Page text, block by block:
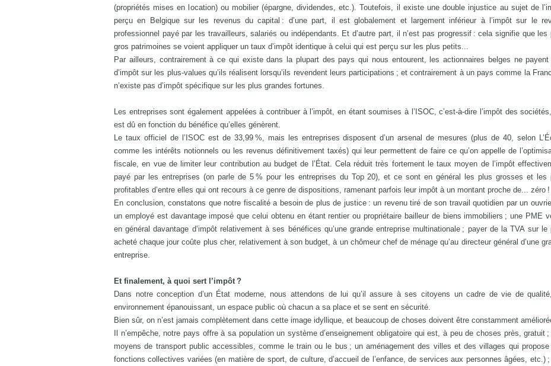
(propriétés mises en location) ou mobilier (épargne, dividendes, etc.). Toutefois, il existe une double injustice au sujet de
perçu en Belgique sur les revenus du capital : d’une part, il est globalement et largement inférieur à l’impôt sur le
professionnel payé par les travailleurs, salariés ou indépendants. Et d’autre part, il n’est pas progressif : cela signifie que les
gros patrimoines se voient appliquer un taux d’impôt identique à celui qui est perçu sur les plus petits...
Par ailleurs, contrairement à ce qui existe dans la plupart des pays qui nous entourent, les actionnaires belges ne payent
d’impôt sur les plus-values qu’ils réalisent lorsqu’ils revendent leurs participations ; et contrairement à un pays comme la
n’existe pas d’impôt spécifique sur les plus grandes fortunes.
Les entreprises sont également appelées à contribuer à l’impôt, en étant soumises à l’ISOC, c’est-à-dire l’impôt des
est dû en fonction du bénéfice qu’elles génèrent.
Le taux officiel de l’ISOC est de 33,99 %, mais les entreprises disposent d’un arsenal de mesures (plus de 40, selon
comme les intérêts notionnels ou les revenus définitivement taxés) qui leur permettent de faire ce qu’on appelle de
fiscale, en vue de limiter leur contribution au budget de l’État. Cela réduit très fortement le taux moyen de l’impôt
payé par les entreprises (on parle de 5 % pour les entreprises du Top 20), et ce sont en général les plus grosses et les
profitables d’entre elles qui ont recours à ce genre de dispositions, ramenant parfois leur impôt à un montant proche de... zéro !
En conclusion, constatons que notre fiscalité a besoin de plus de justice : un revenu tiré de son travail quotidien par un
un employé est davantage imposé que celui obtenu en étant rentier ou propriétaire bailleur de biens immobiliers ; une PME
en général davantage d’impôt relativement à ses bénéfices qu’une grande entreprise multinationale ; payer de la TVA sur le
acheté chaque jour coûte plus cher, relativement à son budget, à un chômeur chef de ménage qu’au directeur général d’une
entreprise.
Et finalement, à quoi sert l’impôt ?
Dans notre conception d’un État moderne, nous attendons de lui qu’il assure à ses citoyens un cadre de vie de
environnement épanouissant, un espace public où chacun a sa place et se sent en sécurité.
Bien sûr, on n’est jamais complètement dans cette image idyllique, et beaucoup de choses doivent être constamment
Il n’empêche, notre pays offre à sa population un système d’enseignement obligatoire qui est, à peu de choses près, gratuit ;
moyens de transport public accessibles, comme le train ou le bus ; un aménagement des villes et des villages qui propose
fonctions collectives variées (en matière de sport, de culture, d’accueil de l’enfance, de services aux personnes âgées, etc.)